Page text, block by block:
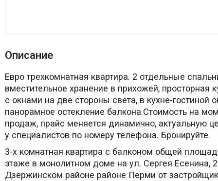
Описание
Евро трехкомнатная квартира. 2 отдельные
вместительное хранение в прихожей, просторная
с окнами на две стороны света, в кухне-гостиной
панорамное остекление балкона.Стоимость на
продаж, прайс меняется динамично, актуальную
у специалистов по номеру телефона. Бронируйте.
3-х комнатная квартира с балконом общей
этаже в монолитном доме на ул. Сергея Есенина,
Дзержинском районе районе Перми от